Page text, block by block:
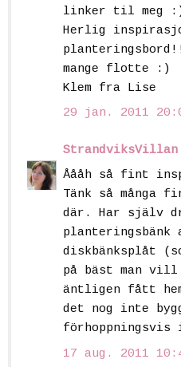
linker til meg
Herlig
mange flotte :)
Klem fra Lise
29 jan. 2011
StrandviksVillan
Åååh så fint
Tänk så många
där. Har själv
planteringsbänk
diskbänksplåt
på bäst man
äntligen fått
det nog inte
17 aug. 2011